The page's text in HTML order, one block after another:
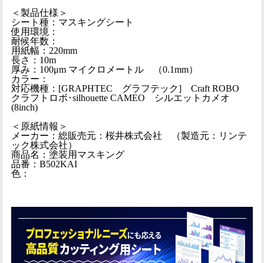
＜製品仕様＞
シート種：マスキングシート
使用環境：
耐候年数：
用紙幅：220mm
長さ：10m
厚み：100μm マイクロメートル （0.1mm）
カラー：
対応機種：[GRAPHTEC グラフテック] Craft ROBO
クラフトロボ･silhouette CAMEO シルエットカメオ
(8inch)
＜原紙情報＞
メーカー：総販売元：桜井株式会社 （製造元：リンテ
ック株式会社）
商品名：塗装用マスキング
品番：B502KAI
色：